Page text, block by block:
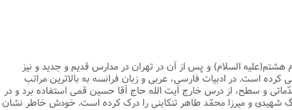
السلام) و پس از آن در تهران در مدارس قدیم و جدید و نیز
است. در ادبیات فارسى، عربى و زبان فرانسه به بالاترین مراتب
و سطح، از درس خارج آیت الله حاج آقا حسین قمى استفاده برد و در
و میرزا محمّد طاهر تنکابنى را درک کرده است. خودش خاطر نشان